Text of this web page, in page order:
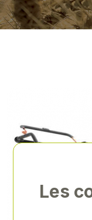
Les